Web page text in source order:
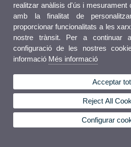
realitzar anàlisis d'ús i mesurament
amb la finalitat de
proporcionar funcionalitats a les
nostre trànsit. Per a continuar
configuració de les nostres
informació Més informació
Acceptar tot
Reject All
Configurar